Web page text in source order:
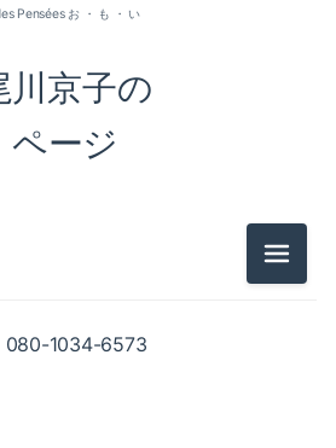
080-1034-6573
川京子の
ページ
Pensées お ・ も ・ い
メニュ